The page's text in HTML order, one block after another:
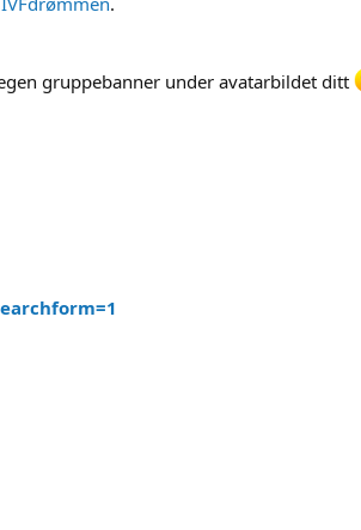
gruppebanner under avatarbildet ditt